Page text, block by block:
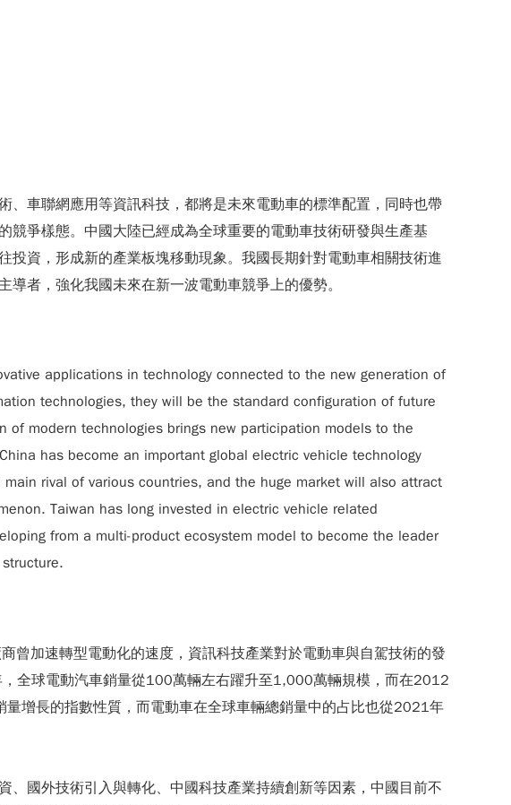
車聯網應用等資訊科技，都將是未來電動車的標準配置，同時也帶
爭樣態。中國大陸已經成為全球重要的電動車技術研發與生產基
資，形成新的產業板塊移動現象。我國長期針對電動車相關技術進
者，強化我國未來在新一波電動車競爭上的優勢。
applications in technology connected to the new generation of
technologies, they will be the standard configuration of future
modern technologies brings new participation models to the
has become an important global electric vehicle technology
rival of various countries, and the huge market will also attract
Taiwan has long invested in electric vehicle related
from a multi-product ecosystem model to become the leader
曾加速轉型電動化的速度，資訊科技產業對於電動車與自駕技術的發
全球電動汽車銷量從100萬輛左右躍升至1,000萬輛規模，而在2012
增長的指數性質，而電動車在全球車輛總銷量中的占比也從2021年
國外技術引入與轉化、中國科技產業持續創新等因素，中國目前不